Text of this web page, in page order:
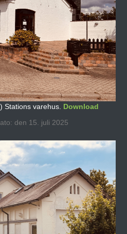
Stations varehus. Download
den 15. juli 2025